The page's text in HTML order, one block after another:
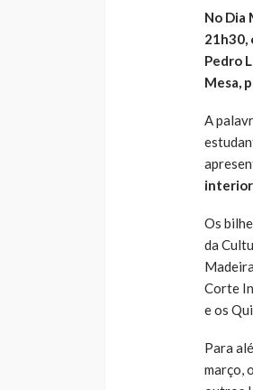
No Dia
21h30,
Pedro
Mesa,
A
Os
da
Corte
e os
Para
março,